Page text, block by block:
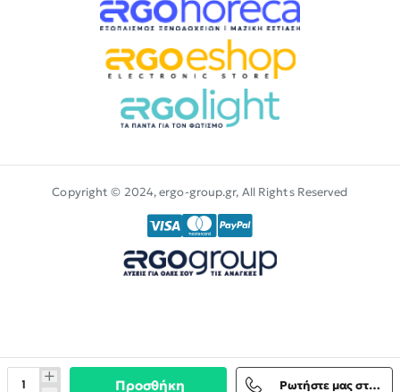
Προσθήκη Ρωτήστε μας στο Viber
Copyright © 2024, ergo-group.gr, All Rights Reserved